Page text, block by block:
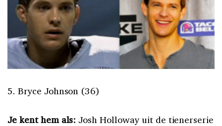
5. Bryce Johnson (36)
Je kent hem als: Josh Holloway uit de tienerserie